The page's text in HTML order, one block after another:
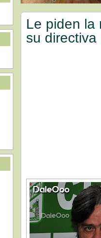
Le piden la
su directiva